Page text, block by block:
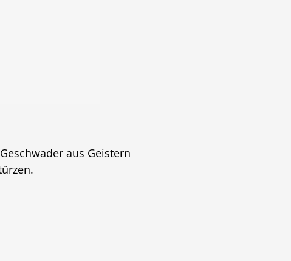
aus Geistern